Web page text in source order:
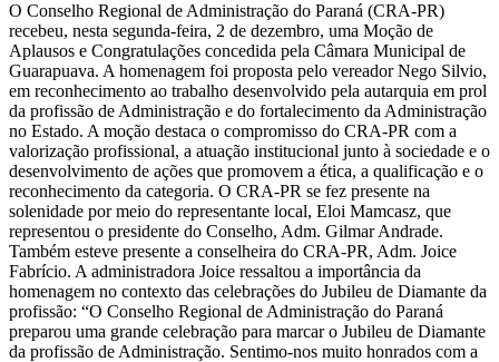
O Conselho Regional de Administração do Paraná (CRA-PR)
recebeu, nesta segunda-feira, 2 de dezembro, uma Moção de
Aplausos e Congratulações concedida pela Câmara Municipal de
Guarapuava. A homenagem foi proposta pelo vereador Nego Silvio,
em reconhecimento ao trabalho desenvolvido pela autarquia em prol
da profissão de Administração e do fortalecimento da Administração
no Estado. A moção destaca o compromisso do CRA-PR com a
valorização profissional, a atuação institucional junto à sociedade e o
desenvolvimento de ações que promovem a ética, a qualificação e o
reconhecimento da categoria. O CRA-PR se fez presente na
solenidade por meio do representante local, Eloi Mamcasz, que
representou o presidente do Conselho, Adm. Gilmar Andrade.
Também esteve presente a conselheira do CRA-PR, Adm. Joice
Fabrício. A administradora Joice ressaltou a importância da
homenagem no contexto das celebrações do Jubileu de Diamante da
profissão: “O Conselho Regional de Administração do Paraná
preparou uma grande celebração para marcar o Jubileu de Diamante
da profissão de Administração. Sentimo-nos muito honrados com a